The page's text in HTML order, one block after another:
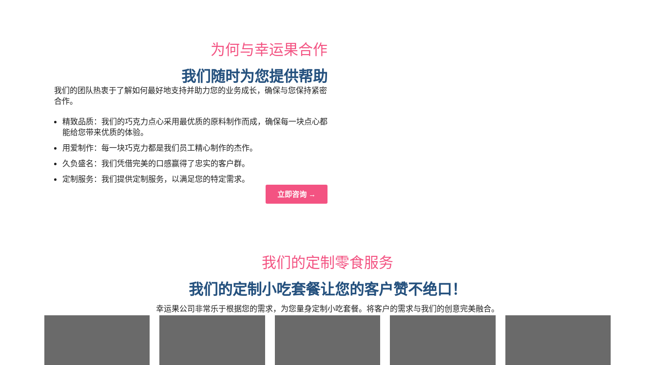
为何与幸运果合作
我们随时为您提供帮助
我们的团队热衷于了解如何最好地支持并助力您的业务成长，确保与您保持紧密
合作。
精致品质：我们的巧克力点心采用最优质的原料制作而成，确保每一块点心都
能给您带来优质的体验。
用爱制作：每一块巧克力都是我们员工精心制作的杰作。
久负盛名：我们凭借完美的口感赢得了忠实的客户群。
定制服务：我们提供定制服务，以满足您的特定需求。
立即咨询 →
我们的定制零食服务
我们的定制小吃套餐让您的客户赞不绝口！
幸运果公司非常乐于根据您的需求，为您量身定制小吃套餐。将客户的需求与我们的创意完美融合。